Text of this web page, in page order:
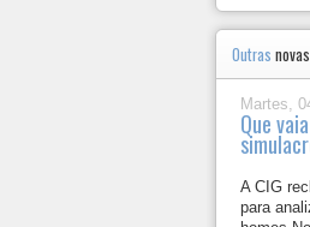
Outras
Martes,
Que
A CIG
para